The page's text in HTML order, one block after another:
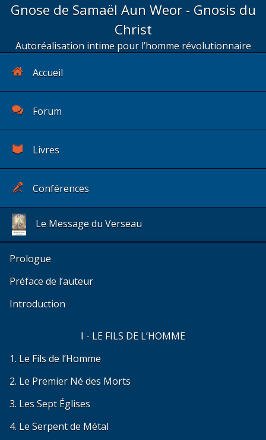
Gnose de Samaël Aun Weor - Gnosis du
Christ
Autoréalisation intime pour l’homme révolutionnaire
Accueil
Forum
Livres
Conférences
Le Message du Verseau
Prologue
Préface de l’auteur
Introduction
Ⅰ - LE FILS DE L’HOMME
1. Le Fils de l’Homme
2. Le Premier Né des Morts
3. Les Sept Églises
4. Le Serpent de Métal